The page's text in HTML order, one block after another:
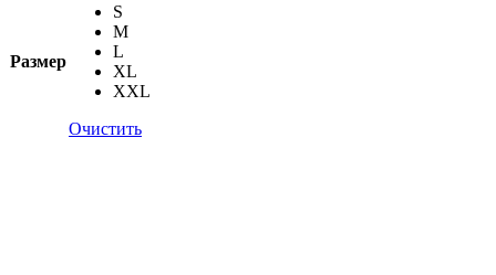
Размер
S
M
L
XL
XXL
Очистить